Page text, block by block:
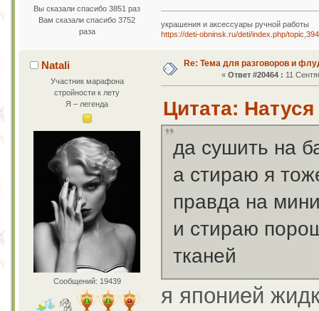
Вы сказали спасибо 3851 раз
Вам сказали спасибо 3752
раза
украшения и аксессуары ручной работы
https://deti-obninsk.ru/deti/index.php/
Natali
Участник марафона
стройности к лету
Я – легенда
Сообщений: 19439
Re: Тема для разговоров и
« Ответ #20464 : 11
Цитата:
да сушить на
а стираю я
правда на
и стираю
тканей
я японией